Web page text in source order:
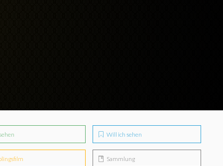
Will ich sehen
Sammlung